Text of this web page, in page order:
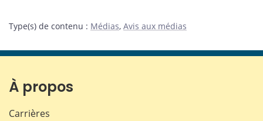
Type(s) de contenu : Médias, Avis aux médias
À propos
Carrières